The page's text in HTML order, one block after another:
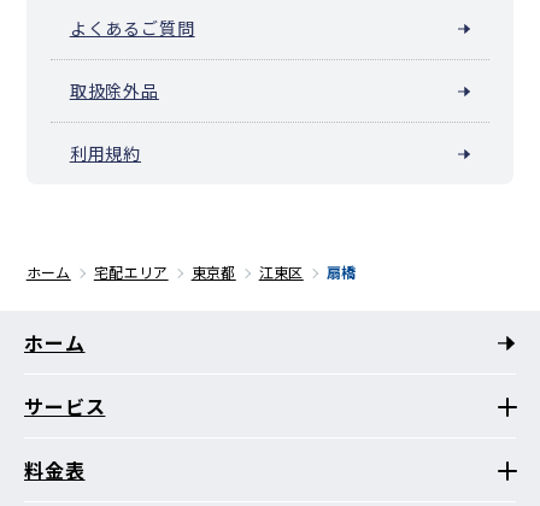
よくあるご質問
取扱除外品
利用規約
ホーム 宅配エリア 東京都 江東区 扇橋
ホーム
サービス
料金表